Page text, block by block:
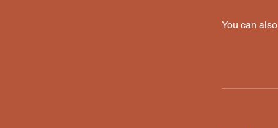
You can